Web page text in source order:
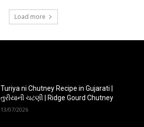
Load more
Turiya ni Chutney Recipe in Gujarati |
તુરીયાની ચટણી | Ridge Gourd Chutney
13/07/2026